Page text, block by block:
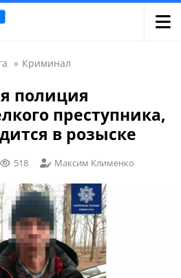
» Криминал
полиция
преступника,
в розыске
518 Максим Клименко